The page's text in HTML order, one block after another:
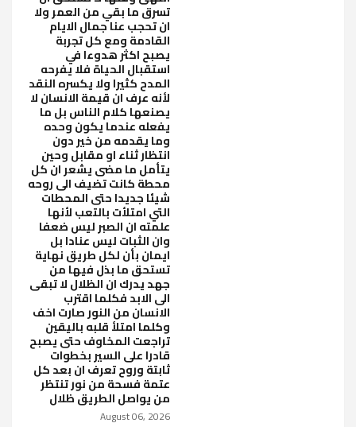
تسرق ما بقي من العمر ولا
ان تحجب عنا جمال الايام
القادمة ومع كل تجربة
يصبح اكثر هدوءا في
استقبال الحياة فلا يفرحه
المدح كثيرا ولا يكسره النقد
لأنه عرف ان قيمة الانسان لا
يصنعها كلام الناس بل ما
يفعله عندما يكون وحده
وما يقدمه من خير دون
انتظار ثناء او مقابل وحين
يتأمل ما مضى يشعر ان كل
محطة كانت تضيف الى روحه
شيئا جديدا حتى المحطات
التي امتلأت بالتعب لأنها
علمته ان الصبر ليس ضعفا
وان الثبات ليس عنادا بل
ايمان بأن لكل طريق نهاية
تستحق ما بذل فيها من
جهد يدرك ان الظلال لا تبقى
الى الابد فكلما اقترب
الانسان من النور صارت اخف
وكلما امتلأ قلبه باليقين
تراجعت المخاوف حتى يصبح
قادرا على السير بخطوات
ثابتة وروح تعرف ان بعد كل
عتمة فسحة من نور تنتظر
من يواصل الطريق ظلال
August 06, 2026